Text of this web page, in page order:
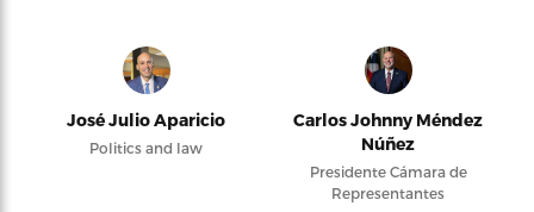
José Julio Aparicio
Politics and law
Carlos Johnny Méndez
Núñez
Presidente Cámara de
Representantes